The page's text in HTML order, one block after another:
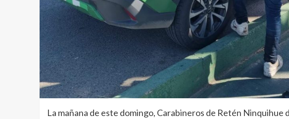
La mañana de este domingo, Carabineros de Retén